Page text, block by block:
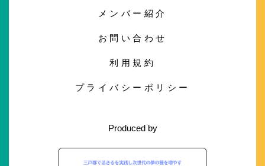
メンバー紹介
お問い合わせ
利用規約
プライバシーポリシー
Produced by